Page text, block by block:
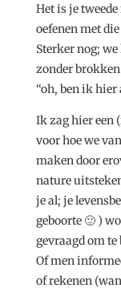
Het is je
oefenen met
Sterker nog;
zonder
“oh, ben ik hier
Ik zag hier een
voor hoe we
maken door
nature
je al; je
geboorte 🙂 )
gevraagd om
Of men
of rekenen